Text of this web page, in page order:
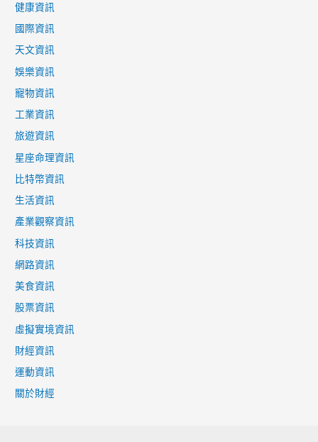
健康資訊
國際資訊
天文資訊
娛樂資訊
寵物資訊
工業資訊
旅遊資訊
星座命理資訊
比特幣資訊
生活資訊
產業觀察資訊
科技資訊
網路資訊
美食資訊
股票資訊
虛擬實境資訊
財經資訊
運動資訊
關於財經